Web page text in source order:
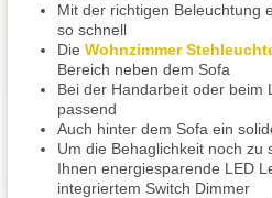
Mit der richtigen Beleuchtung
so schnell
Die Wohnzimmer
Bereich neben dem Sofa
Bei der Handarbeit oder beim
passend
Auch hinter dem Sofa ein
Um die Behaglichkeit noch zu
Ihnen energiesparende LED
integriertem Switch Dimmer